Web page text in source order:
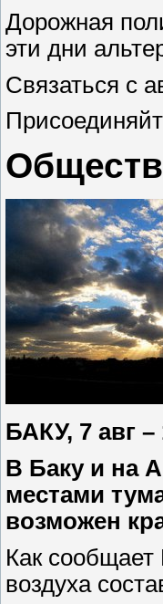
Дорожная
эти дни
Связаться с
БАКУ, 7 авг –
В Баку и на
местами
возможен
Как сообщает
воздуха